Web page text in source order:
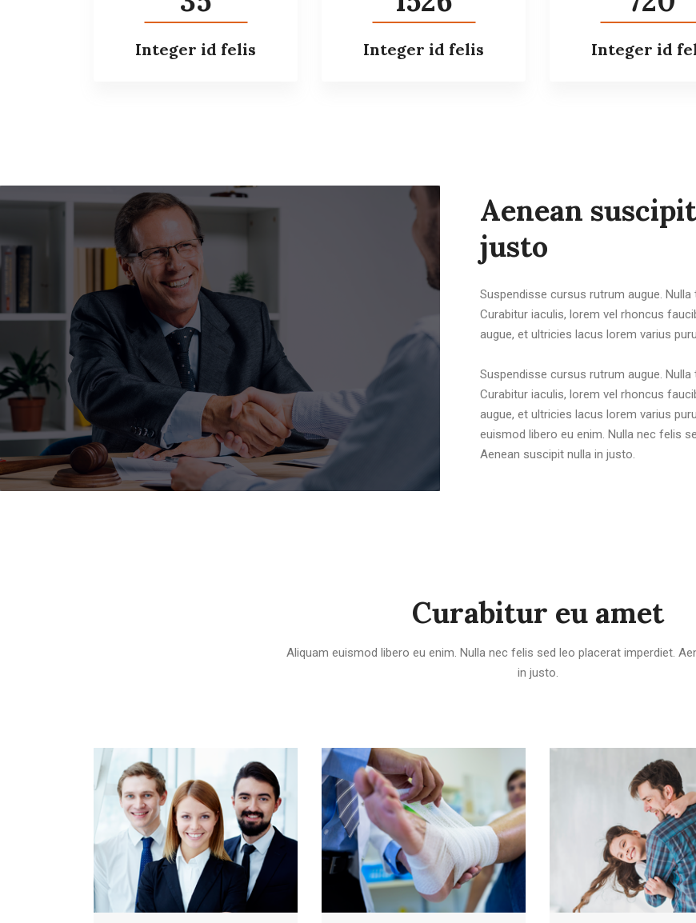
Integer id felis Integer id felis Integer id
Aenean
justo
Suspendisse cursus rutrum augue. Nulla
Curabitur iaculis, lorem vel rhoncus
augue, et ultricies lacus lorem varius
Suspendisse cursus rutrum augue. Nulla
Curabitur iaculis, lorem vel rhoncus
augue, et ultricies lacus lorem varius
euismod libero eu enim. Nulla nec felis
Aenean suscipit nulla in justo.
Curabitur eu amet
Aliquam euismod libero eu enim. Nulla nec felis sed leo placerat imperdiet.
in justo.